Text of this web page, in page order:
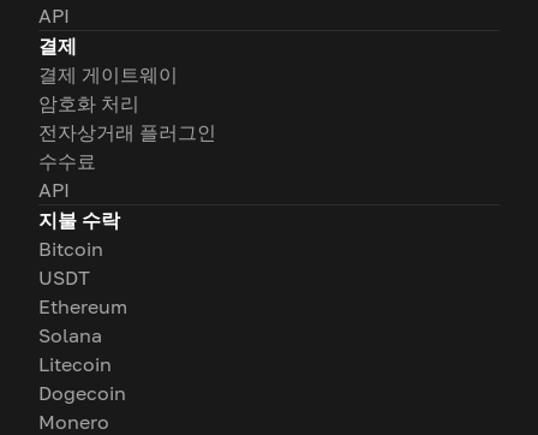
API
결제
결제 게이트웨이
암호화 처리
전자상거래 플러그인
수수료
API
지불 수락
Bitcoin
USDT
Ethereum
Solana
Litecoin
Dogecoin
Monero